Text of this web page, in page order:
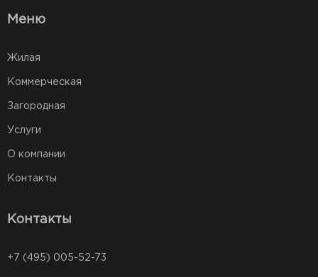
Меню
Жилая
Коммерческая
Загородная
Услуги
О компании
Контакты
Контакты
+7 (495) 005-52-73